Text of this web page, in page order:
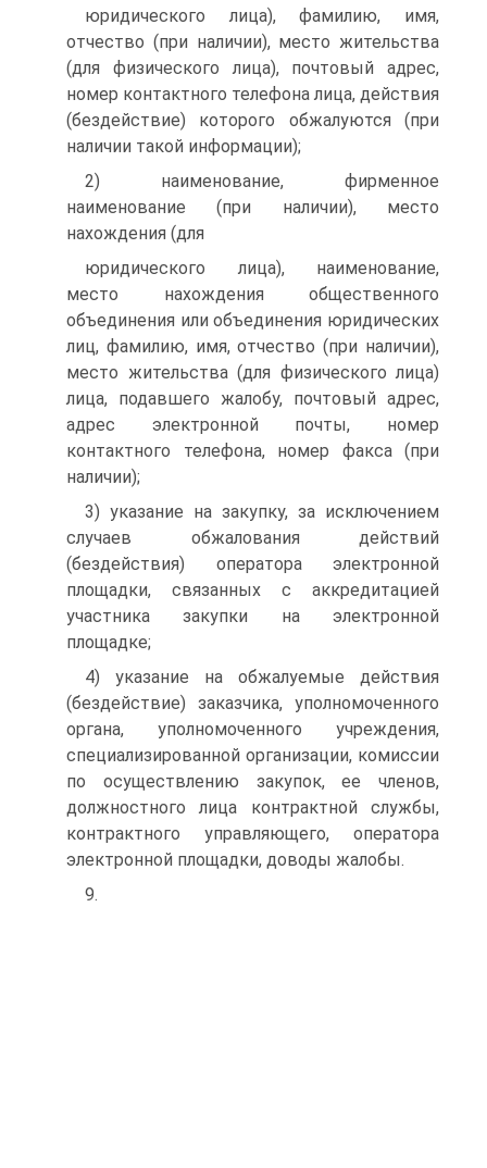
юридического лица), фамилию, имя,
отчество (при наличии), место жительства
(для физического лица), почтовый адрес,
номер контактного телефона лица, действия
(бездействие) которого обжалуются (при
наличии такой информации);
2) наименование, фирменное
наименование (при наличии), место
нахождения (для
юридического лица), наименование,
место нахождения общественного
объединения или объединения юридических
лиц, фамилию, имя, отчество (при наличии),
место жительства (для физического лица)
лица, подавшего жалобу, почтовый адрес,
адрес электронной почты, номер
контактного телефона, номер факса (при
наличии);
3) указание на закупку, за исключением
случаев обжалования действий
(бездействия) оператора электронной
площадки, связанных с аккредитацией
участника закупки на электронной
площадке;
4) указание на обжалуемые действия
(бездействие) заказчика, уполномоченного
органа, уполномоченного учреждения,
специализированной организации, комиссии
по осуществлению закупок, ее членов,
должностного лица контрактной службы,
контрактного управляющего, оператора
электронной площадки, доводы жалобы.
9.